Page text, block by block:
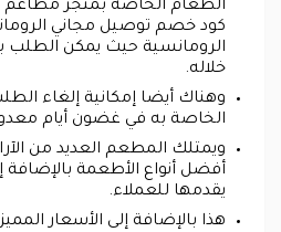
الطعام الخاصة بمتجر مطاعم
كود خصم توصيل مجاني
الرومانسية حيث يمكن
خلاله.
وهناك أيضا إمكانية إلغاء
الخاصة به في غضون أيام
ويمتلك المطعم العديد من
أفضل أنواع الأطعمة بالإضافة
يقدمها للعملاء.
هذا بالإضافة إلى الأسعار